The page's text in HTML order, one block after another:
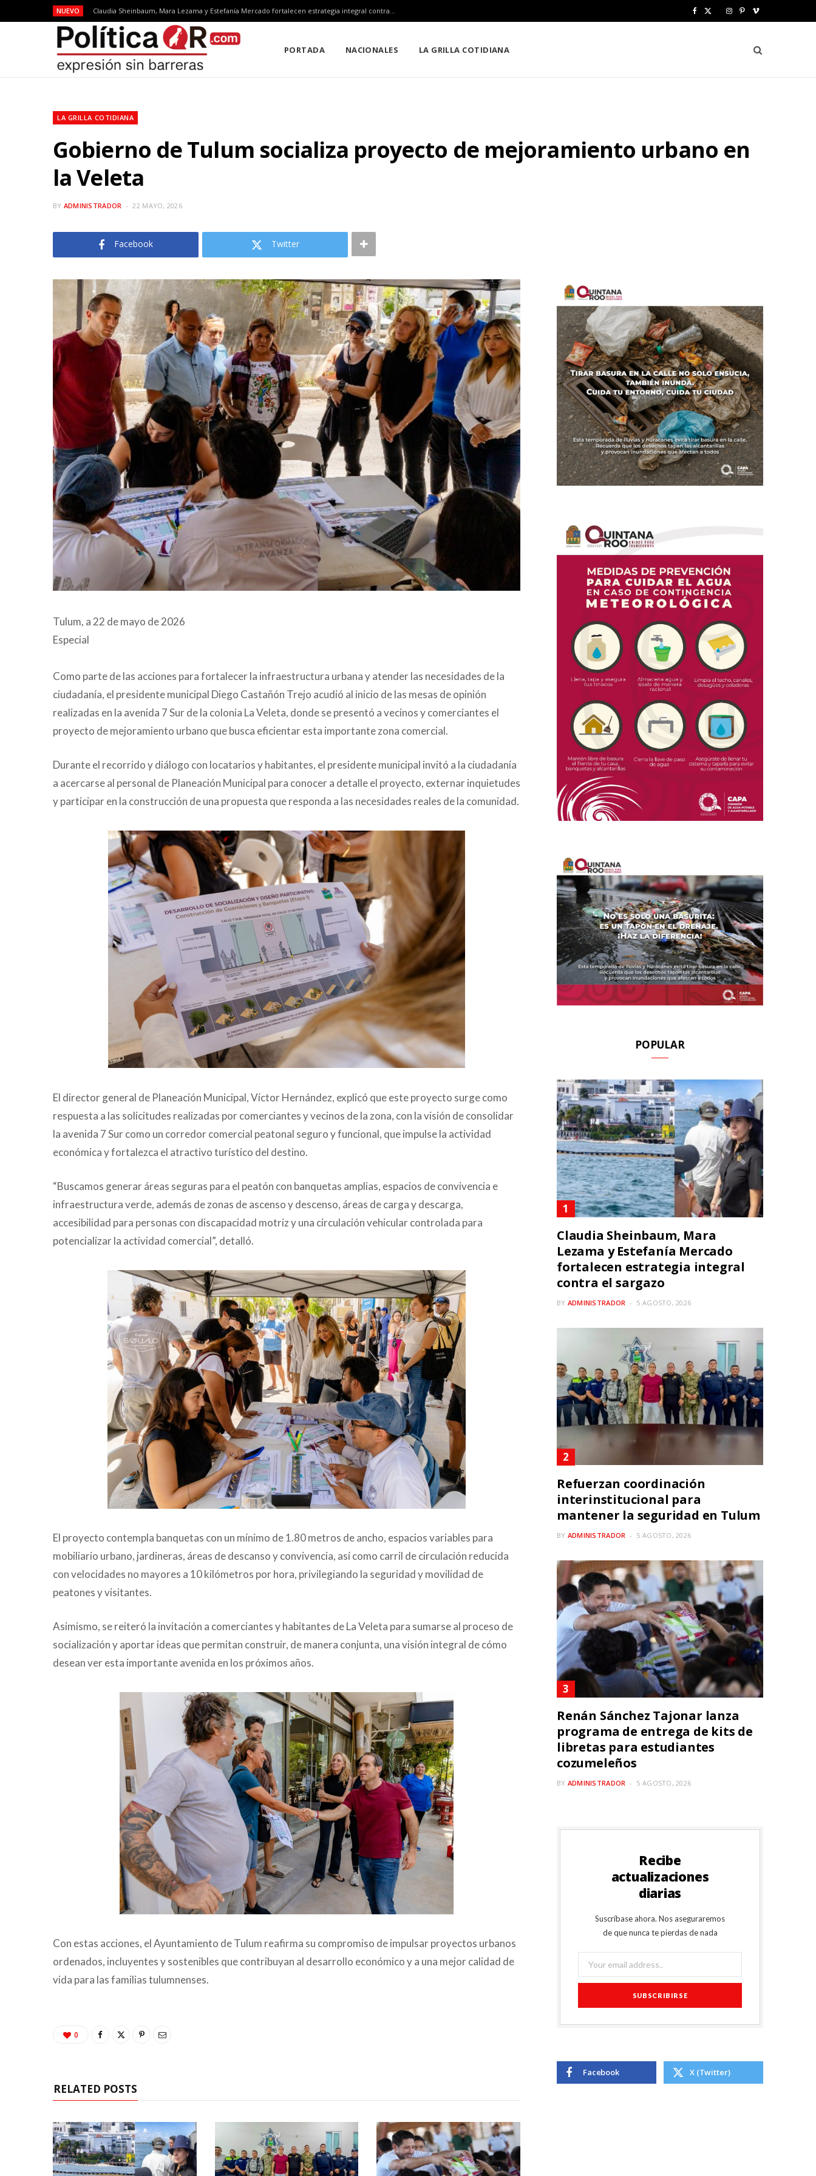
NUEVO Claudia Sheinbaum, Mara Lezama y Estefanía Mercado fortalecen estrategia integral contra el sargazo
e w
I
t
P
t
V
m
e
PORTADA NACIONALES LA GRILLA COTIDIANA
LA GRILLA COTIDIANA
Gobierno de Tulum socializa proyecto de mejoramiento urbano en
la Veleta
BY ADMINISTRADOR 22 MAYO, 2026
Facebook Twitter
Tulum, a 22 de mayo de 2026
Especial
Como parte de las acciones para fortalecer la infraestructura urbana y atender las necesidades de la
ciudadanía, el presidente municipal Diego Castañón Trejo acudió al inicio de las mesas de opinión
realizadas en la avenida 7 Sur de la colonia La Veleta, donde se presentó a vecinos y comerciantes el
proyecto de mejoramiento urbano que busca eficientar esta importante zona comercial.
Durante el recorrido y diálogo con locatarios y habitantes, el presidente municipal invitó a la ciudadanía
a acercarse al personal de Planeación Municipal para conocer a detalle el proyecto, externar inquietudes
y participar en la construcción de una propuesta que responda a las necesidades reales de la comunidad.
El director general de Planeación Municipal, Víctor Hernández, explicó que este proyecto surge como
respuesta a las solicitudes realizadas por comerciantes y vecinos de la zona, con la visión de consolidar
la avenida 7 Sur como un corredor comercial peatonal seguro y funcional, que impulse la actividad
económica y fortalezca el atractivo turístico del destino.
“Buscamos generar áreas seguras para el peatón con banquetas amplias, espacios de convivencia e
infraestructura verde, además de zonas de ascenso y descenso, áreas de carga y descarga,
accesibilidad para personas con discapacidad motriz y una circulación vehicular controlada para
potencializar la actividad comercial”, detalló.
El proyecto contempla banquetas con un mínimo de 1.80 metros de ancho, espacios variables para
mobiliario urbano, jardineras, áreas de descanso y convivencia, así como carril de circulación reducida
con velocidades no mayores a 10 kilómetros por hora, privilegiando la seguridad y movilidad de
peatones y visitantes.
Asimismo, se reiteró la invitación a comerciantes y habitantes de La Veleta para sumarse al proceso de
socialización y aportar ideas que permitan construir, de manera conjunta, una visión integral de cómo
desean ver esta importante avenida en los próximos años.
Con estas acciones, el Ayuntamiento de Tulum reafirma su compromiso de impulsar proyectos urbanos
ordenados, incluyentes y sostenibles que contribuyan al desarrollo económico y a una mejor calidad de
vida para las familias tulumnenses.
0
RELATED POSTS
POPULAR
Claudia Sheinbaum, Mara
Lezama y Estefanía Mercado
fortalecen estrategia integral
contra el sargazo
BY ADMINISTRADOR 5 AGOSTO, 2026
Refuerzan coordinación
interinstitucional para
mantener la seguridad en Tulum
BY ADMINISTRADOR 5 AGOSTO, 2026
Renán Sánchez Tajonar lanza
programa de entrega de kits de
libretas para estudiantes
cozumeleños
BY ADMINISTRADOR 5 AGOSTO, 2026
Recibe
actualizaciones
diarias
Suscríbase ahora. Nos aseguraremos
de que nunca te pierdas de nada
Facebook X (Twitter)